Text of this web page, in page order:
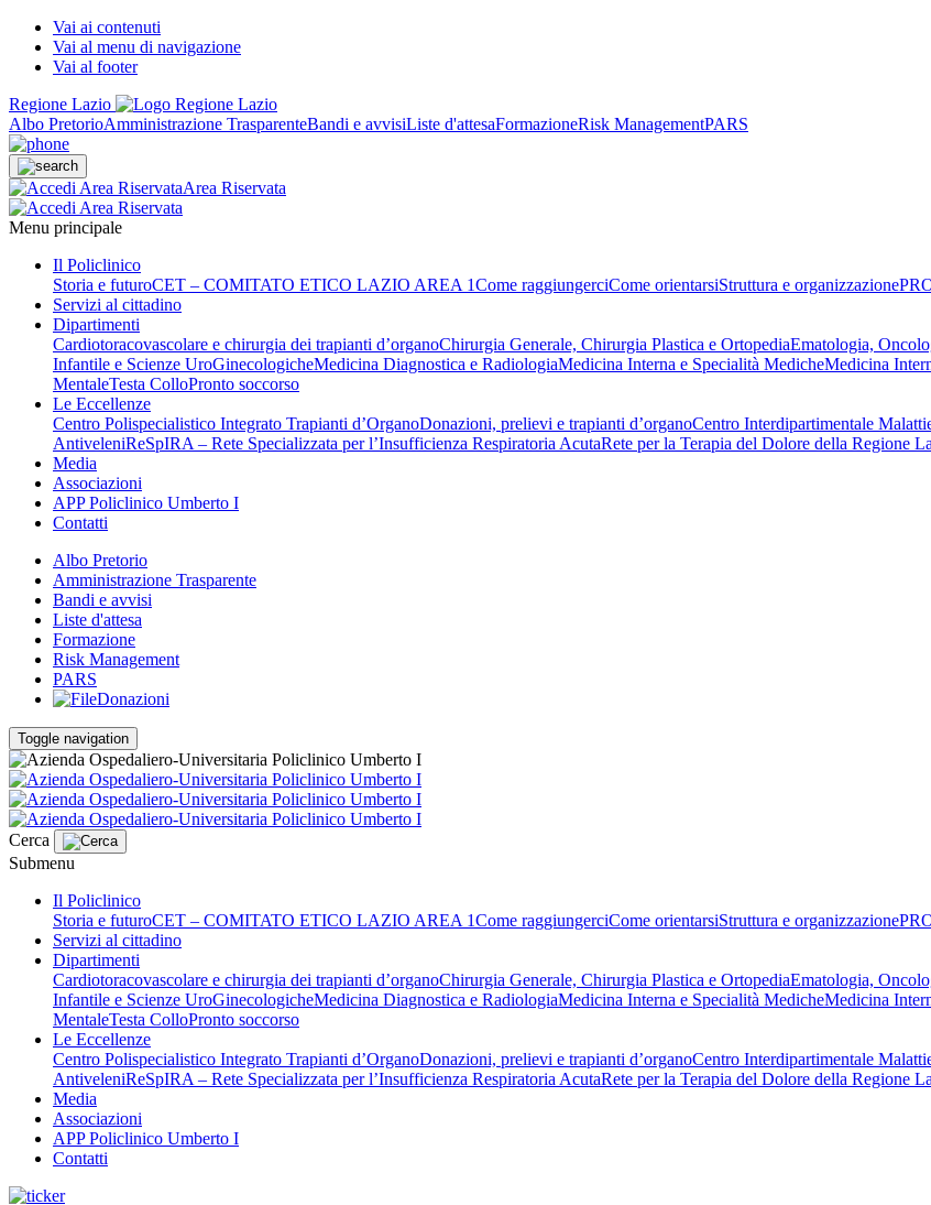
Vai ai contenuti
Vai al menu di navigazione
Vai al footer
Regione Lazio
Albo PretorioAmministrazione TrasparenteBandi e avvisiListe d'attesaFormazioneRisk ManagementPARS
Area Riservata
Menu principale
Il Policlinico
Storia e futuroCET – COMITATO ETICO LAZIO AREA 1Come raggiungerciCome orientarsiStruttura e organizzazione
Servizi al cittadino
Dipartimenti
Cardiotoracovascolare e chirurgia dei trapianti d’organoChirurgia Generale, Chirurgia Plastica e OrtopediaEmatologia,
Infantile e Scienze UroGinecologicheMedicina Diagnostica e RadiologiaMedicina Interna e Specialità MedicheMedicina
MentaleTesta ColloPronto soccorso
Le Eccellenze
Centro Polispecialistico Integrato Trapianti d’OrganoDonazioni, prelievi e trapianti d’organoCentro Interdipartimentale
AntiveleniReSpIRA – Rete Specializzata per l’Insufficienza Respiratoria AcutaRete per la Terapia del Dolore della Regione
Media
Associazioni
APP Policlinico Umberto I
Contatti
Albo Pretorio
Amministrazione Trasparente
Bandi e avvisi
Liste d'attesa
Formazione
Risk Management
PARS
Donazioni
Toggle navigation
Cerca
Submenu
Il Policlinico
Storia e futuroCET – COMITATO ETICO LAZIO AREA 1Come raggiungerciCome orientarsiStruttura e organizzazione
Servizi al cittadino
Dipartimenti
Cardiotoracovascolare e chirurgia dei trapianti d’organoChirurgia Generale, Chirurgia Plastica e OrtopediaEmatologia,
Infantile e Scienze UroGinecologicheMedicina Diagnostica e RadiologiaMedicina Interna e Specialità MedicheMedicina
MentaleTesta ColloPronto soccorso
Le Eccellenze
Centro Polispecialistico Integrato Trapianti d’OrganoDonazioni, prelievi e trapianti d’organoCentro Interdipartimentale
AntiveleniReSpIRA – Rete Specializzata per l’Insufficienza Respiratoria AcutaRete per la Terapia del Dolore della Regione
Media
Associazioni
APP Policlinico Umberto I
Contatti